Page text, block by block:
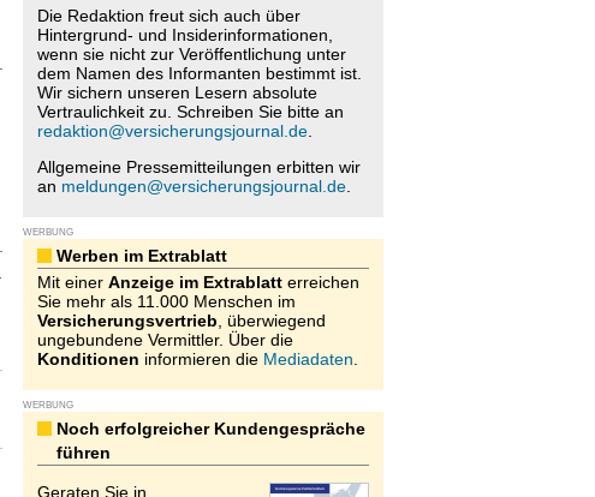
Die Redaktion freut sich auch über
Hintergrund- und Insiderinformationen,
wenn sie nicht zur Veröffentlichung unter
dem Namen des Informanten bestimmt ist.
Wir sichern unseren Lesern absolute
Vertraulichkeit zu. Schreiben Sie bitte an
redaktion@versicherungsjournal.de.
Allgemeine Pressemitteilungen erbitten wir
an meldungen@versicherungsjournal.de.
WERBUNG
Werben im Extrablatt
Mit einer Anzeige im Extrablatterreichen
Sie mehr als 11.000 Menschen im
Versicherungsvertrieb , überwiegend
ungebundene Vermittler. Über die
Konditionen informieren die Mediadaten
WERBUNG
Noch erfolgreicher Kundengespräche
führen
Geraten Sie in